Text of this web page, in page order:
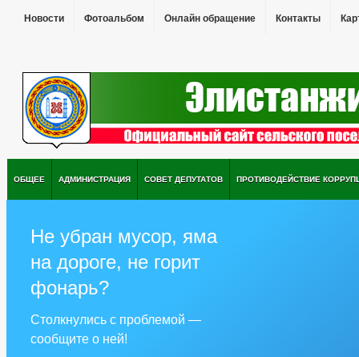
Новости Фотоальбом Онлайн обращение Контакты
ОБЩЕЕ АДМИНИСТРАЦИЯ СОВЕТ ДЕПУТАТОВ ПРОТИВОДЕЙСТВИЕ
Не убран мусор, яма
на дороге, не горит
фонарь?
Столкнулись с проблемой —
сообщите о ней!